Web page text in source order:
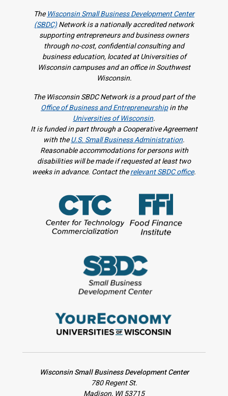
TheWisconsin Small Business Development Center
(SBDC)Network is a nationally accredited network
supporting entrepreneurs and business owners
through no-cost, confidential consulting and
business education, located at Universities of
Wisconsin campuses and an office in Southwest
Wisconsin.
The Wisconsin SBDC Network is a proud part of the
Office of Business and Entrepreneurshipin the
Universities of Wisconsin.
It is funded in part through a Cooperative Agreement
with theU.S. Small Business Administration.
Reasonable accommodations for persons with
disabilities will be made if requested at least two
weeks in advance. Contact therelevant SBDC office.
Wisconsin Small Business Development Center
780 Regent St.
Madison, WI 53715